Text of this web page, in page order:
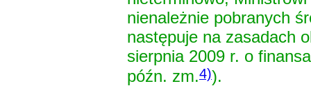
nienależnie pobranych
następuje na zasadach
sierpnia 2009 r. o
późn. zm.4)).